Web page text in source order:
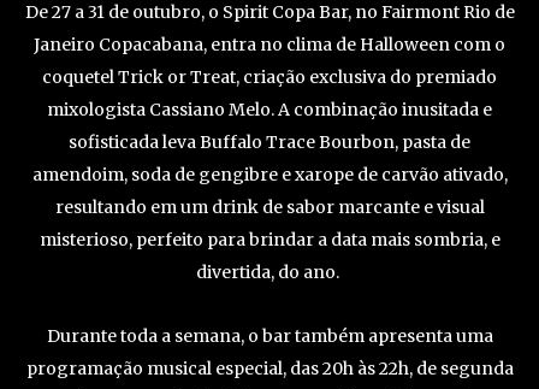
De 27 a 31 de outubro, o Spirit Copa Bar, no Fairmont Rio de
Janeiro Copacabana, entra no clima de Halloween com o
coquetel Trick or Treat, criação exclusiva do premiado
mixologista Cassiano Melo. A combinação inusitada e
sofisticada leva Buffalo Trace Bourbon, pasta de
amendoim, soda de gengibre e xarope de carvão ativado,
resultando em um drink de sabor marcante e visual
misterioso, perfeito para brindar a data mais sombria, e
divertida, do ano.
Durante toda a semana, o bar também apresenta uma
programação musical especial, das 20h às 22h, de segunda